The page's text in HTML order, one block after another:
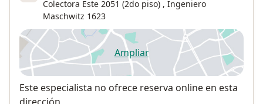
Colectora Este 2051 (2do piso) , Ingeniero
Maschwitz 1623
Ampliarse abre en una nueva
Disponibilidad
Este especialista no ofrece reserva online en esta